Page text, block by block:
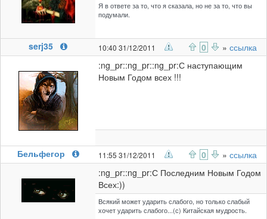
Я в ответе за то, что я сказала, но не за то, что вы
подумали.
serj35 10:40 31/12/2011 0 » ссылка
:ng_pr::ng_pr::ng_pr:С наступающим
Новым Годом всех !!!
Бельфегор 11:55 31/12/2011 0 » ссылка
:ng_pr::ng_pr:С Последним Новым Годом
Всех:))
Всякий может ударить слабого, но только слабый
хочет ударить слабого...(с) Китайская мудрость.